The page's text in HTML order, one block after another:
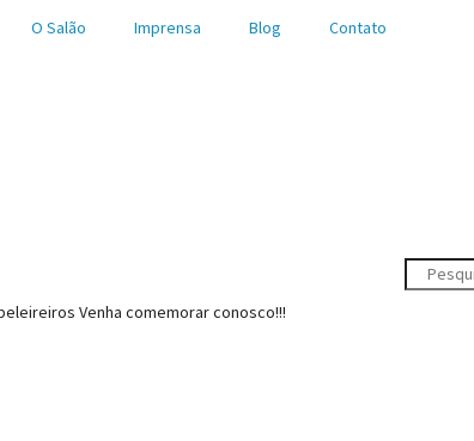
O Salão Imprensa Blog Contato
Venha comemorar conosco!!!